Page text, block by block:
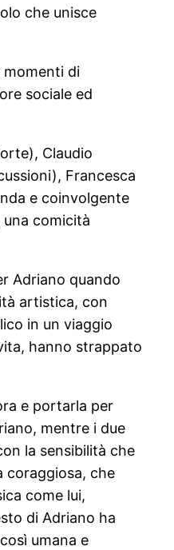
che unisce
di
sociale ed
Claudio
Francesca
e coinvolgente
comicità
Adriano quando
artistica, con
in un viaggio
hanno strappato
e portarla per
mentre i due
la sensibilità che
coraggiosa, che
come lui,
di Adriano ha
umana e